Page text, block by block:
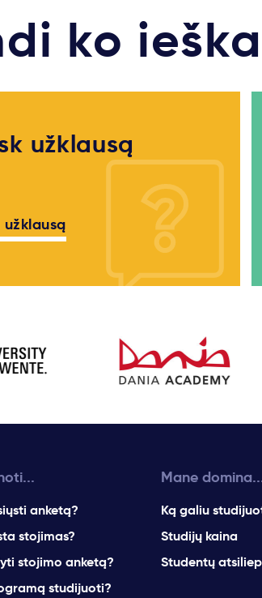
ko
užklausą
užklausą
anketą?
stojimas?
stojimo anketą?
studijuoti?
Mane
Ką galiu
Studijų kaina
Studentų